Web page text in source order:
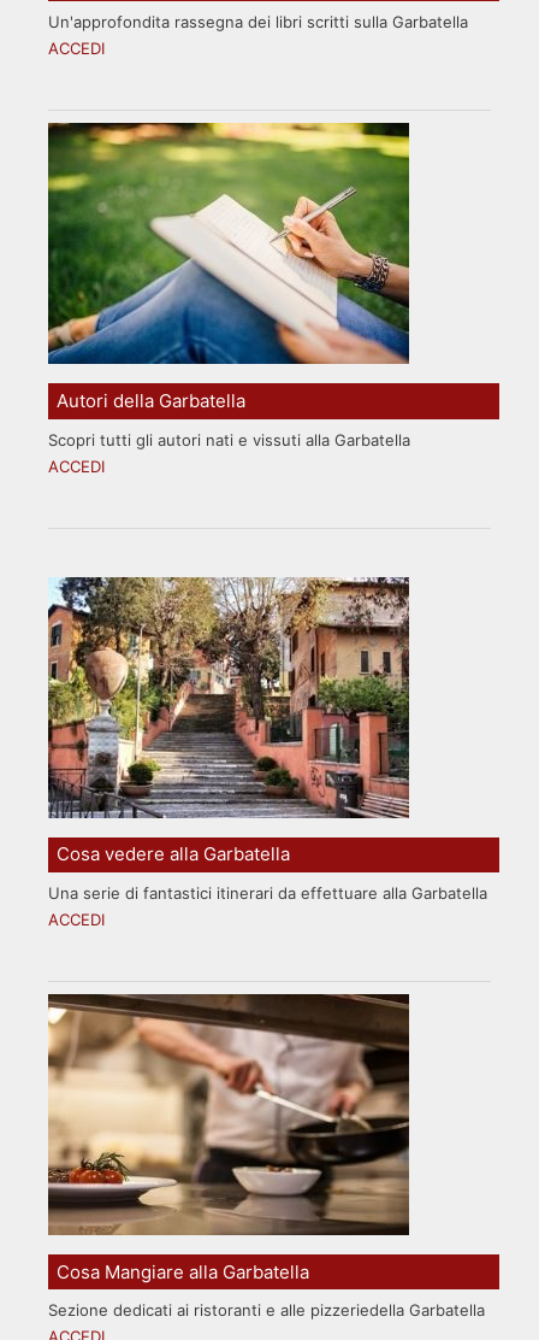
Un'approfondita rassegna dei libri scritti sulla Garbatella
ACCEDI
Autori della Garbatella
Scopri tutti gli autori nati e vissuti alla Garbatella
ACCEDI
Cosa vedere alla Garbatella
Una serie di fantastici itinerari da effettuare alla Garbatella
ACCEDI
Cosa Mangiare alla Garbatella
Sezione dedicati ai ristoranti e alle pizzeriedella Garbatella